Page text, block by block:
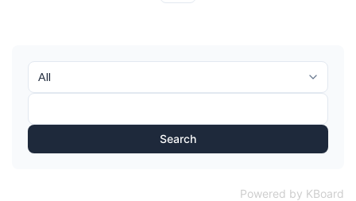
Search
Powered by KBoard